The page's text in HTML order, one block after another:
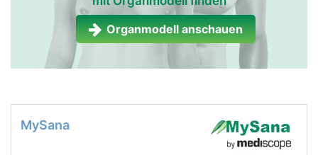
Organmodell anschauen
MySana